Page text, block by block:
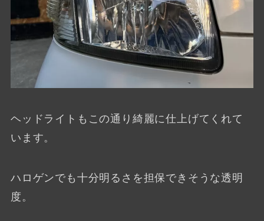
ヘッドライトもこの通り綺麗に仕上げてくれて
います。
ハロゲンでも十分明るさを担保できそうな透明
度。